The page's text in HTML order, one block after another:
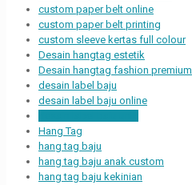
custom paper belt online
custom paper belt printing
custom sleeve kertas full colour
Desain hangtag estetik
Desain hangtag fashion premium
desain label baju
desain label baju online
Hang Tag
hang tag baju
hang tag baju anak custom
hang tag baju kekinian